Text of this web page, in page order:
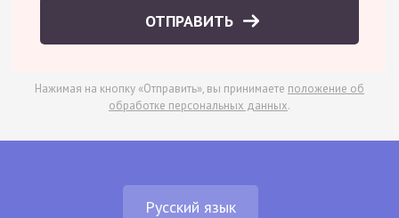
ОТПРАВИТЬ
Нажимая на кнопку «Отправить», вы принимаете положение об
обработке персональных данных.
Русский язык